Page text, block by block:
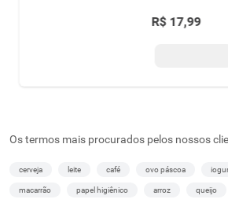
R$ 17,99
Os termos mais procurados pelos nossos
cerveja leite café ovo páscoa
macarrão papel higiênico arroz queijo